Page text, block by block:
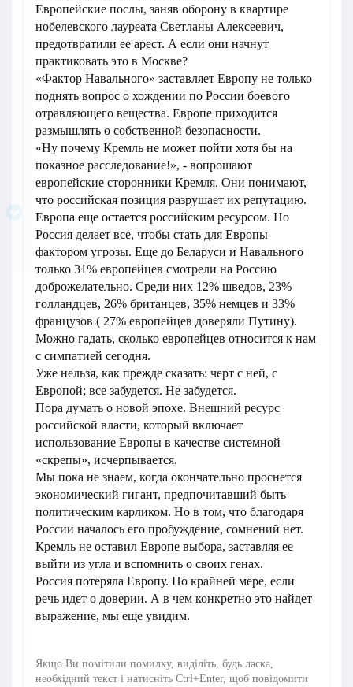
Европейские послы, заняв оборону в квартире
нобелевского лауреата Светланы Алексеевич,
предотвратили ее арест. А если они начнут
практиковать это в Москве?
«Фактор Навального» заставляет Европу не только
поднять вопрос о хождении по России боевого
отравляющего вещества. Европе приходится
размышлять о собственной безопасности.
«Ну почему Кремль не может пойти хотя бы на
показное расследование!», - вопрошают
европейские сторонники Кремля. Они понимают,
что российская позиция разрушает их репутацию.
Европа еще остается российским ресурсом. Но
Россия делает все, чтобы стать для Европы
фактором угрозы. Еще до Беларуси и Навального
только 31% европейцев смотрели на Россию
доброжелательно. Среди них 12% шведов, 23%
голландцев, 26% британцев, 35% немцев и 33%
французов ( 27% европейцев доверяли Путину).
Можно гадать, сколько европейцев относится к нам
с симпатией сегодня.
Уже нельзя, как прежде сказать: черт с ней, с
Европой; все забудется. Не забудется.
Пора думать о новой эпохе. Внешний ресурс
российской власти, который включает
использование Европы в качестве системной
«скрепы», исчерпывается.
Мы пока не знаем, когда окончательно проснется
экономический гигант, предпочитавший быть
политическим карликом. Но в том, что благодаря
России началось его пробуждение, сомнений нет.
Кремль не оставил Европе выбора, заставляя ее
выйти из угла и вспомнить о своих генах.
Россия потеряла Европу. По крайней мере, если
речь идет о доверии. А в чем конкретно это найдет
выражение, мы еще увидим.
Якщо Ви помітили помилку, виділіть, будь ласка,
необхідний текст і натисніть Ctrl+Enter, щоб повідомити